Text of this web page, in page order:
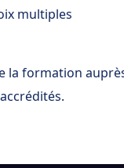
multiples
la formation